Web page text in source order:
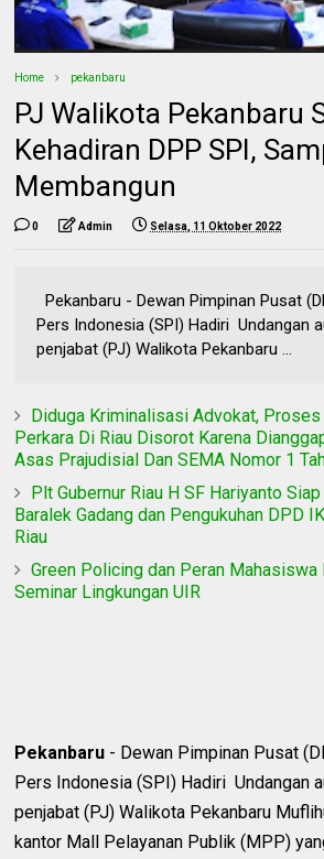
Home pekanbaru
PJ Walikota Pekanbaru
Kehadiran DPP SPI,
Membangun
0 Admin Selasa, 11 Oktober 2022
Pekanbaru - Dewan Pimpinan Pusat
Pers Indonesia (SPI) Hadiri Undangan
penjabat (PJ) Walikota Pekanbaru ...
Diduga Kriminalisasi Advokat, Proses
Perkara Di Riau Disorot Karena
Asas Prajudisial Dan SEMA Nomor 1
Plt Gubernur Riau H SF Hariyanto
Baralek Gadang dan Pengukuhan DPD
Riau
Green Policing dan Peran
Seminar Lingkungan UIR
Pekanbaru - Dewan Pimpinan Pusat
Pers Indonesia (SPI) Hadiri Undangan
penjabat (PJ) Walikota Pekanbaru
kantor Mall Pelayanan Publik (MPP)